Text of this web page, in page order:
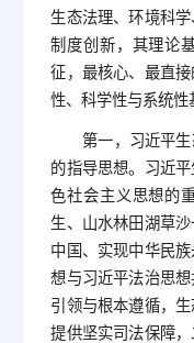
生态法理、环境科
制度创新，其理论
征，最核心、最直
性、科学性与系统性
第一，习近平
的指导思想。习近
色社会主义思想的
生、山水林田湖草
中国、实现中华民
想与习近平法治思
引领与根本遵循，
提供坚实司法保障